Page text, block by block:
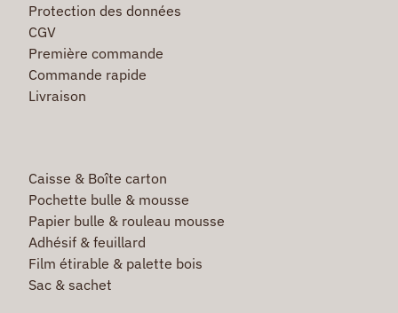
Protection des données
CGV
Première commande
Commande rapide
Livraison
Caisse & Boîte carton
Pochette bulle & mousse
Papier bulle & rouleau mousse
Adhésif & feuillard
Film étirable & palette bois
Sac & sachet